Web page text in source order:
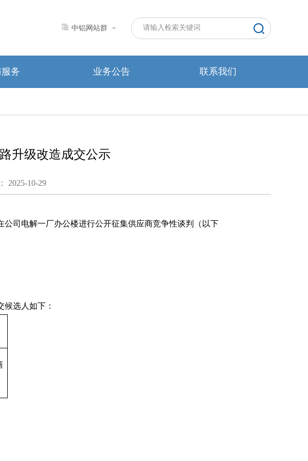
中铝网站群
务 业务公告 联系我们
升级改造成交公示
2025-10-29
公司电解一厂办公楼进行公开征集供应商竞争性谈判
（以下
候选人如下：